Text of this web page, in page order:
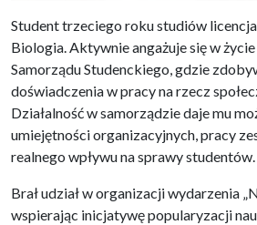
Student trzeciego roku studiów
Biologia. Aktywnie angażuje się w
Samorządu Studenckiego, gdzie
doświadczenia w pracy na rzecz
Działalność w samorządzie daje mu
umiejętności organizacyjnych, pracy
realnego wpływu na sprawy studentów.
Brał udział w organizacji wydarzenia
wspierając inicjatywę popularyzacji